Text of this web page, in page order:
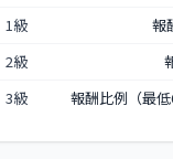
1級
報
2級
3級
報酬比例（最低